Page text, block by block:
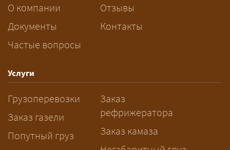
За сколько дней заказывать
перевозку негабарита?
— Заранее: только оформление
рабочих дней. Оставьте заявку
заблаговременно — логист
рассчитает маршрут и запустит
подготовку документов.
О компании
Документы
Частые вопросы
Отзывы
Контакты
Услуги
Грузоперевозки
Заказ газели
Попутный груз
Заказ
рефрижератора
Заказ камаза